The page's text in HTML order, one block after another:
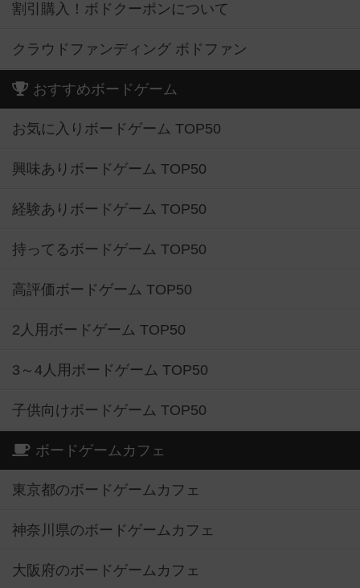
割引購入！ボドクーポンについて
クラウドファンディング ボドファン
おすすめボードゲーム
お気に入りボードゲーム TOP50
興味ありボードゲーム TOP50
経験ありボードゲーム TOP50
持ってるボードゲーム TOP50
高評価ボードゲーム TOP50
2人用ボードゲーム TOP50
3～4人用ボードゲーム TOP50
子供向けボードゲーム TOP50
ボードゲームカフェ
東京都のボードゲームカフェ
神奈川県のボードゲームカフェ
大阪府のボードゲームカフェ